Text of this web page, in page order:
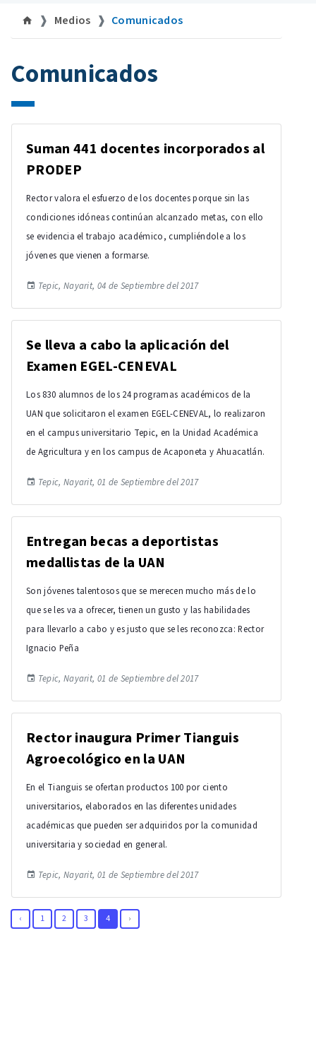
Medios Comunicados
Comunicados
Suman 441 docentes incorporados al
PRODEP
Rector valora el esfuerzo de los docentes porque sin las
condiciones idóneas continúan alcanzado metas, con ello
se evidencia el trabajo académico, cumpliéndole a los
jóvenes que vienen a formarse.
Tepic, Nayarit, 04 de Septiembre del 2017
Se lleva a cabo la aplicación del
Examen EGEL-CENEVAL
Los 830 alumnos de los 24 programas académicos de la
UAN que solicitaron el examen EGEL-CENEVAL, lo realizaron
en el campus universitario Tepic, en la Unidad Académica
de Agricultura y en los campus de Acaponeta y Ahuacatlán.
Tepic, Nayarit, 01 de Septiembre del 2017
Entregan becas a deportistas
medallistas de la UAN
Son jóvenes talentosos que se merecen mucho más de lo
que se les va a ofrecer, tienen un gusto y las habilidades
para llevarlo a cabo y es justo que se les reconozca: Rector
Ignacio Peña
Tepic, Nayarit, 01 de Septiembre del 2017
Rector inaugura Primer Tianguis
Agroecológico en la UAN
En el Tianguis se ofertan productos 100 por ciento
universitarios, elaborados en las diferentes unidades
académicas que pueden ser adquiridos por la comunidad
universitaria y sociedad en general.
Tepic, Nayarit, 01 de Septiembre del 2017
‹ 1 2 3 4 ›